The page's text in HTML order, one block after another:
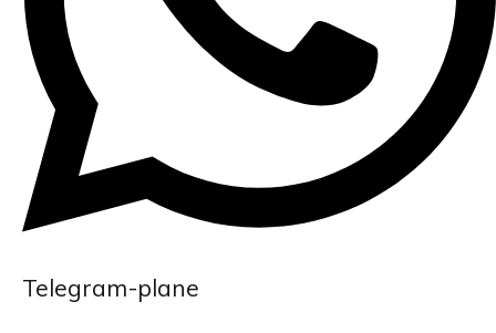
Telegram-plane